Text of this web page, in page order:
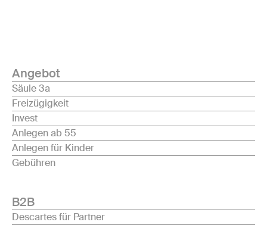
Angebot
Säule 3a
Freizügigkeit
Invest
Anlegen ab 55
Anlegen für Kinder
Gebühren
B2B
Descartes für Partner